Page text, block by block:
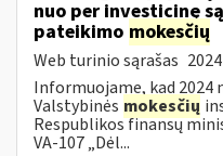
nuo per investicinę
pateikimo mokesčių
Web turinio sąrašas
Informuojame, kad 2024
Valstybinės mokesčių
Respublikos finansų
VA-107 „Dėl...